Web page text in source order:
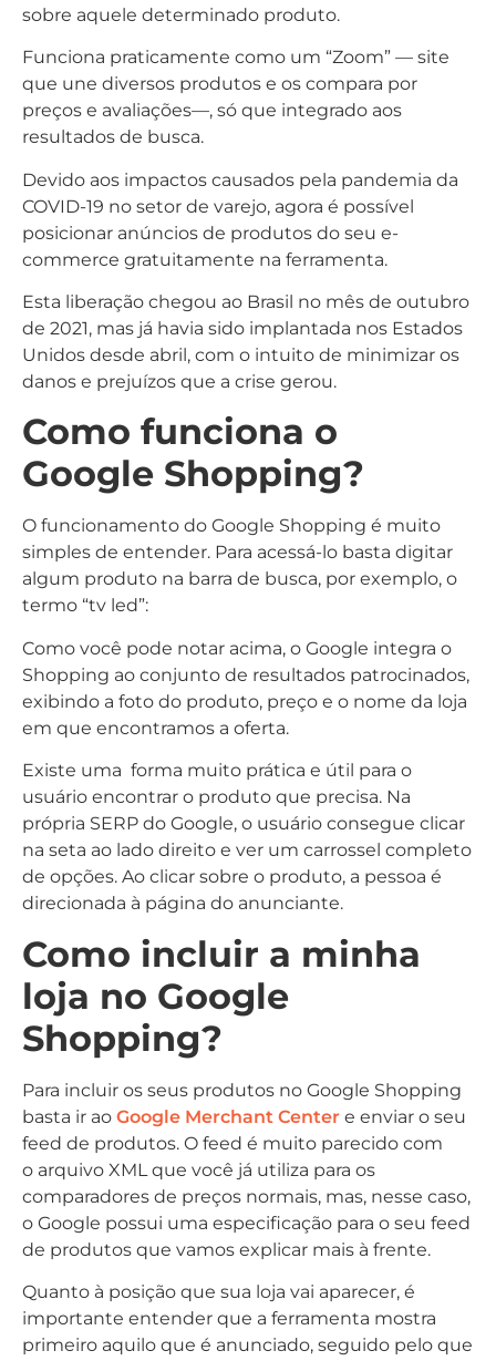
sobre aquele determinado produto.
Funciona praticamente como um “Zoom” — site
que une diversos produtos e os compara por
preços e avaliações—, só que integrado aos
resultados de busca.
Devido aos impactos causados pela pandemia da
COVID-19 no setor de varejo, agora é possível
posicionar anúncios de produtos do seu e-
commerce gratuitamente na ferramenta.
Esta liberação chegou ao Brasil no mês de outubro
de 2021, mas já havia sido implantada nos Estados
Unidos desde abril, com o intuito de minimizar os
danos e prejuízos que a crise gerou.
Como funciona o
Google Shopping?
O funcionamento do Google Shopping é muito
simples de entender. Para acessá-lo basta digitar
algum produto na barra de busca, por exemplo, o
termo “tv led”:
Como você pode notar acima, o Google integra o
Shopping ao conjunto de resultados patrocinados,
exibindo a foto do produto, preço e o nome da loja
em que encontramos a oferta.
Existe uma forma muito prática e útil para o
usuário encontrar o produto que precisa. Na
própria SERP do Google, o usuário consegue clicar
na seta ao lado direito e ver um carrossel completo
de opções. Ao clicar sobre o produto, a pessoa é
direcionada à página do anunciante.
Como incluir a minha
loja no Google
Shopping?
Para incluir os seus produtos no Google Shopping
basta ir ao Google Merchant Center e enviar o seu
feed de produtos. O feed é muito parecido com
o arquivo XML que você já utiliza para os
comparadores de preços normais, mas, nesse caso,
o Google possui uma especificação para o seu feed
de produtos que vamos explicar mais à frente.
Quanto à posição que sua loja vai aparecer, é
importante entender que a ferramenta mostra
primeiro aquilo que é anunciado, seguido pelo que